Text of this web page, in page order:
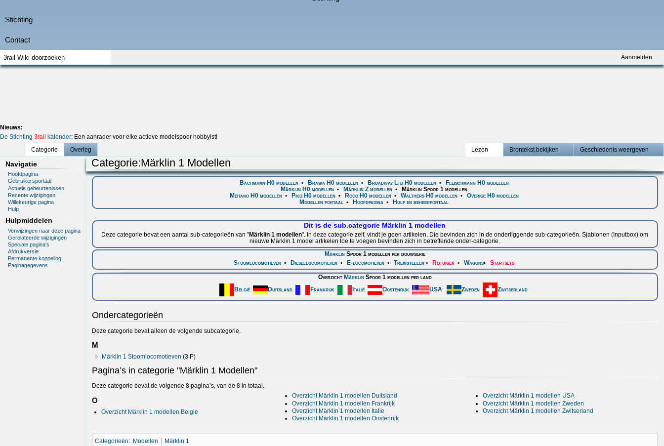
Aanmelden
Nieuws:
De Stichting 3rail kalender: Een aanrader voor elke actieve modelspoor hobbyist!
Categorie
Overleg Lezen Brontekst bekijken Geschiedenis weergeven
Navigatie
Hoofdpagina
Gebruikersportaal
Actuele gebeurtenissen
Recente wijzigingen
Willekeurige pagina
Hulp
Hulpmiddelen
Verwijzingen naar deze pagina
Gerelateerde wijzigingen
Speciale pagina's
Afdrukversie
Permanente koppeling
Paginagegevens
Categorie:Märklin 1 Modellen
Bachmann H0 modellen• Brawa H0 modellen• Broadway Ltd H0 modellen•
Fleischmann H0 modellen
Märklin H0 modellen • Märklin Z modellen •
Märklin Spoor 1 modellen
Mehano H0 modellen• Piko H0 modellen• Roco H0 modellen• Walthers H0 modellen•
Overige H0 modellen
Modellen portaal
• Hoofdpagina • Hulp en beheerportaal
Dit is de sub.categorie Märklin 1 modellen
Deze categorie bevat een aantal sub-categorieën van "Märklin 1 modellen". In deze categorie zelf, vindt je geen artikelen. Die bevinden zich in de onderliggende sub-categorieën. Sjablonen (Inputbox) om
nieuwe Märklin 1 model artikelen toe te voegen bevinden zich in betreffende onder-categorie.
MärklinSpoor 1 modellen per bouwserie
Stoomlocomotieven • Diesellocomotieven • E-locomotieven • Treinstellen • Rijtuigen • Wagons• Startsets
Overzicht MärklinSpoor 1 modellen per land
België
Duitsland Frankrijk Italië Oostenrijk USA Zweden Zwitserland
Ondercategorieën
Deze categorie bevat alleen de volgende subcategorie.
M
Märklin 1 Stoomlocomotieven (3 P)
Pagina’s in categorie "Märklin 1 Modellen"
Deze categorie bevat de volgende 8 pagina’s, van de 8 in totaal.
O
Overzicht Märklin 1 modellen Belgie
Overzicht Märklin 1 modellen Duitsland
Overzicht Märklin 1 modellen Frankrijk
Overzicht Märklin 1 modellen Italie
Overzicht Märklin 1 modellen Oostenrijk
Overzicht Märklin 1 modellen USA
Overzicht Märklin 1 modellen Zweden
Overzicht Märklin 1 modellen Zwitserland
Categorieën: Modellen Märklin 1